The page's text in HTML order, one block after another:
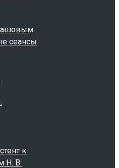
сеансы
к
Н. В.